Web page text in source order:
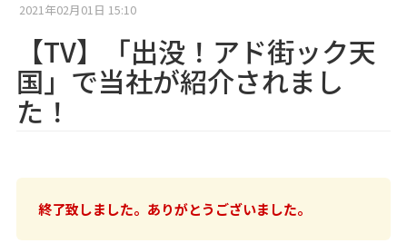
2021年02月01日 15:10
【TV】「出没！アド街ック天
国」で当社が紹介されまし
た！
終了致しました。ありがとうございました。